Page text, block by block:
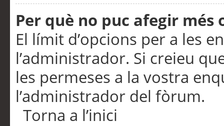
Per què no puc afegir més
El límit d’opcions per a les
l’administrador. Si creieu
les permeses a la vostra
l’administrador del fòrum.
Torna a l’inici